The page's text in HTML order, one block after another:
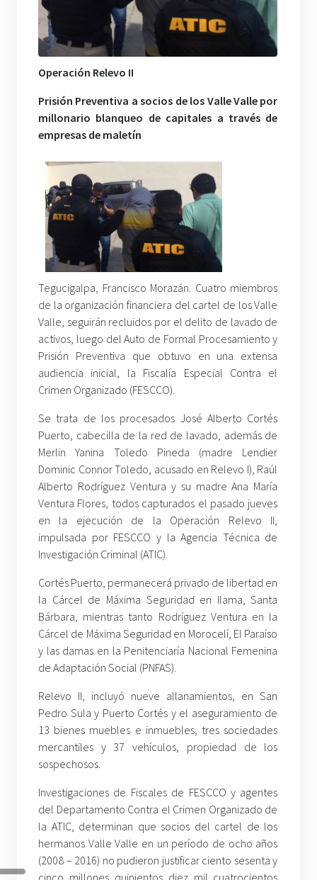
Operación Relevo II
Prisión Preventiva a socios de los Valle Valle por
millonario blanqueo de capitales a través de
empresas de maletín
Tegucigalpa, Francisco Morazán. Cuatro miembros
de la organización financiera del cartel de los Valle
Valle, seguirán recluidos por el delito de lavado de
activos, luego del Auto de Formal Procesamiento y
Prisión Preventiva que obtuvo en una extensa
audiencia inicial, la Fiscalía Especial Contra el
Crimen Organizado (FESCCO).
Se trata de los procesados José Alberto Cortés
Puerto, cabecilla de la red de lavado, además de
Merlin Yanina Toledo Pineda (madre Lendier
Dominic Connor Toledo, acusado en Relevo I), Raúl
Alberto Rodríguez Ventura y su madre Ana María
Ventura Flores, todos capturados el pasado jueves
en la ejecución de la Operación Relevo II,
impulsada por FESCCO y la Agencia Técnica de
Investigación Criminal (ATIC).
Cortés Puerto, permanecerá privado de libertad en
la Cárcel de Máxima Seguridad en Ilama, Santa
Bárbara, mientras tanto Rodríguez Ventura en la
Cárcel de Máxima Seguridad en Morocelí, El Paraíso
y las damas en la Penitenciaría Nacional Femenina
de Adaptación Social (PNFAS).
Relevo II, incluyó nueve allanamientos, en San
Pedro Sula y Puerto Cortés y el aseguramiento de
13 bienes muebles e inmuebles, tres sociedades
mercantiles y 37 vehículos, propiedad de los
sospechosos.
Investigaciones de Fiscales de FESCCO y agentes
del Departamento Contra el Crimen Organizado de
la ATIC, determinan que socios del cartel de los
hermanos Valle Valle en un período de ocho años
(2008 – 2016) no pudieron justificar ciento sesenta y
cinco millones quinientos diez mil cuatrocientos